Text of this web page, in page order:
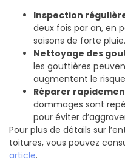
Inspection
deux fois par an, en
saisons de forte pluie.
Nettoyage des
les gouttières
augmentent le
Réparer
dommages sont
pour éviter
Pour plus de détails sur
toitures, vous pouvez
article.